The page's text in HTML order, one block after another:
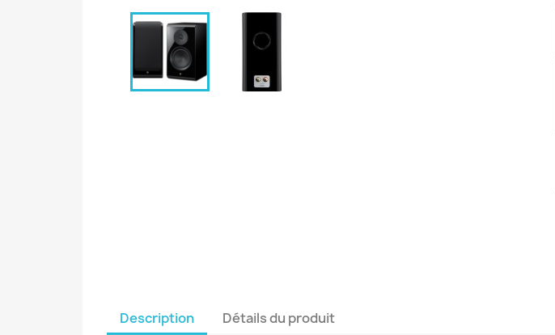
Description Détails du produit